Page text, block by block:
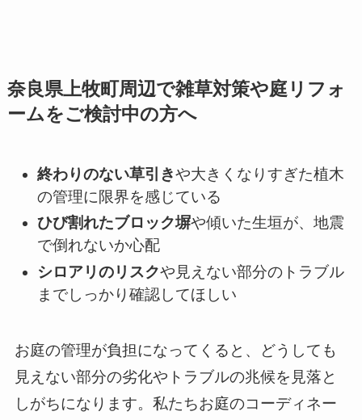
奈良県上牧町周辺で雑草対策や庭リフォ
ームをご検討中の方へ
終わりのない草引きや大きくなりすぎた植木
の管理に限界を感じている
ひび割れたブロック塀や傾いた生垣が、地震
で倒れないか心配
シロアリのリスクや見えない部分のトラブル
までしっかり確認してほしい
お庭の管理が負担になってくると、どうしても
見えない部分の劣化やトラブルの兆候を見落と
しがちになります。私たちお庭のコーディネー